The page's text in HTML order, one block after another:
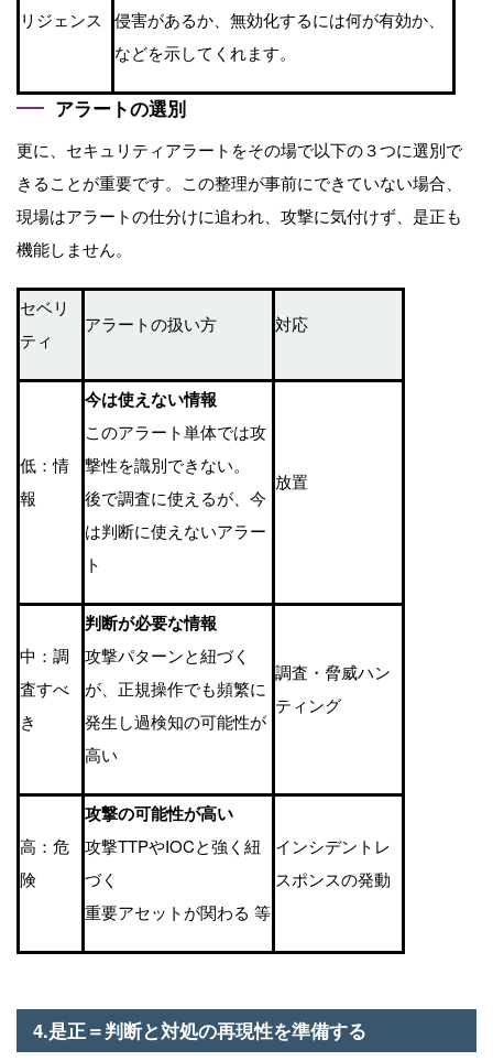
リジェンス
侵害があるか、無効化するには何が有効か、
などを⽰してくれます。
アラートの選別
更に、セキュリティアラートをその場で以下の３つに選別で
きることが重要です。この整理が事前にできていない場合、
現場はアラートの仕分けに追われ、攻撃に気付けず、是正も
機能しません。
セベリ
ティ
アラートの扱い⽅ 対応
低：情
報
今は使えない情報
このアラート単体では攻
撃性を識別できない。
後で調査に使えるが、今
は判断に使えないアラー
ト
放置
中：調
査すべ
き
判断が必要な情報
攻撃パターンと紐づく
が、正規操作でも頻繁に
発⽣し過検知の可能性が
⾼い
調査・脅威ハン
ティング
⾼：危
険
攻撃の可能性が⾼い
攻撃TTPやIOCと強く紐
づく
重要アセットが関わる 等
インシデントレ
スポンスの発動
4.是正＝判断と対処の再現性を準備する